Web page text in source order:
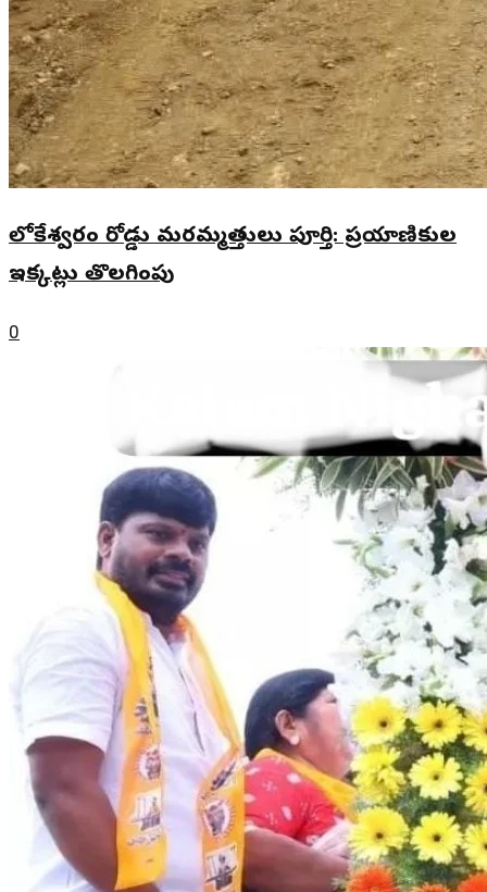
లోకేశ్వరం రోడ్డు మరమ్మత్తులు పూర్తి: ప్రయాణికుల
ఇక్కట్లు తొలగింపు
0